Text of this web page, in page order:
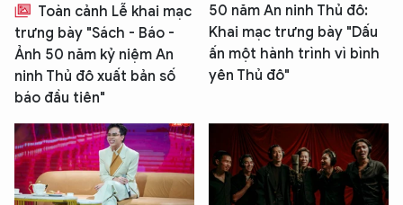
Toàn cảnh Lễ khai mạc
trưng bày "Sách - Báo -
Ảnh 50 năm kỷ niệm An
ninh Thủ đô xuất bản số
báo đầu tiên"
50 năm An ninh Thủ đô:
Khai mạc trưng bày "Dấu
ấn một hành trình vì bình
yên Thủ đô"